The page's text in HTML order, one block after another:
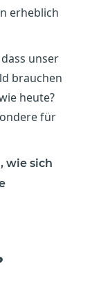
erheblich
unser
brauchen
heute?
für
wie sich